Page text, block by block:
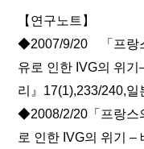
【연구노트】
◆2007/9/20 「프랑
유로 인한 IVG의 위
리』17(1),233/240,일
◆2008/2/20「프랑스
로 인한 IVG의 위기 –